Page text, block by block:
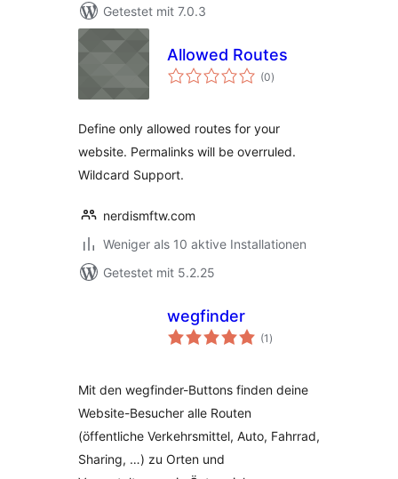
Getestet mit 7.0.3
Allowed Routes
(0Bewertungen
gesamt
)
Define only allowed routes for your
website. Permalinks will be overruled.
Wildcard Support.
nerdismftw.com
Weniger als 10 aktive Installationen
Getestet mit 5.2.25
wegfinder
(1 Bewertungen
gesamt
)
Mit den wegfinder-Buttons finden deine
Website-Besucher alle Routen
(öffentliche Verkehrsmittel, Auto, Fahrrad,
Sharing, …) zu Orten und